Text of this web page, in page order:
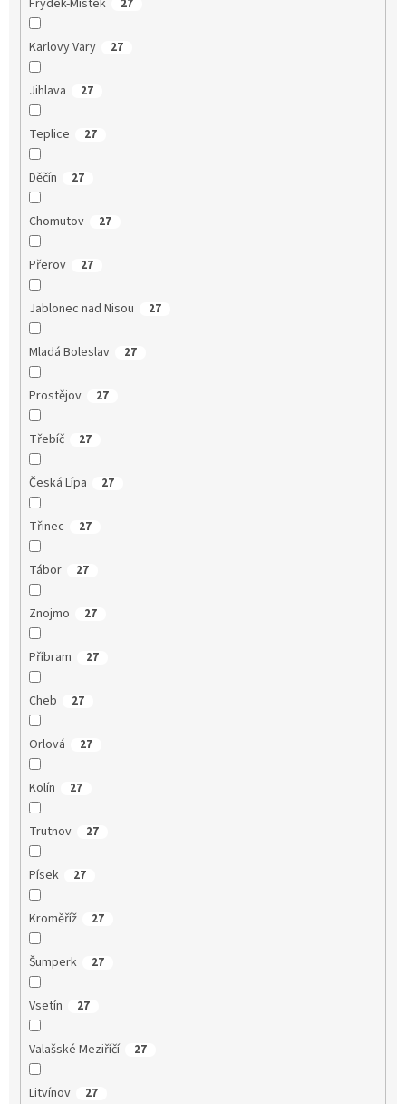
27
Karlovy Vary 27
Jihlava 27
Teplice 27
Děčín 27
Chomutov 27
Přerov 27
Jablonec nad Nisou 27
Mladá Boleslav 27
Prostějov 27
Třebíč 27
Česká Lípa 27
Třinec 27
Tábor 27
Znojmo 27
Příbram 27
Cheb 27
Orlová 27
Kolín 27
Trutnov 27
Písek 27
Kroměříž 27
Šumperk 27
Vsetín 27
Valašské Meziříčí 27
Litvínov 27